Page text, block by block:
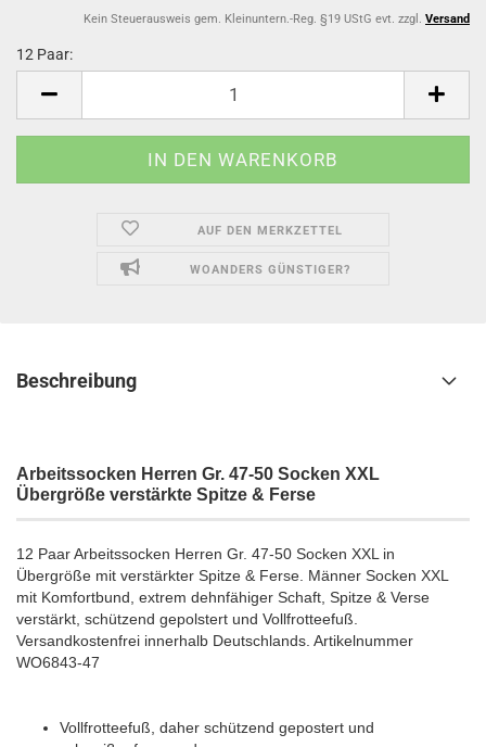
Kein Steuerausweis gem. Kleinuntern.-Reg. §19 UStG evt. zzgl. Versand
12 Paar:
Paar
AUF DEN MERKZETTEL
WOANDERS GÜNSTIGER?
Beschreibung
Arbeitssocken Herren Gr. 47-50 Socken XXL
Übergröße verstärkte Spitze & Ferse
12 Paar Arbeitssocken Herren Gr. 47-50 Socken XXL in
Übergröße mit verstärkter Spitze & Ferse. Männer Socken XXL
mit Komfortbund, extrem dehnfähiger Schaft, Spitze & Verse
verstärkt, schützend gepolstert und Vollfrotteefuß.
Versandkostenfrei innerhalb Deutschlands. Artikelnummer
WO6843-47
Vollfrotteefuß, daher schützend gepostert und